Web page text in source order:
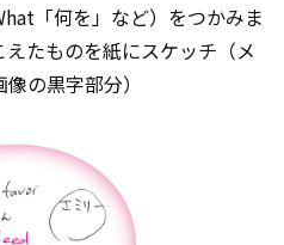
「何を」など）をつかみま
たものを紙にスケッチ（メ
の黒字部分）